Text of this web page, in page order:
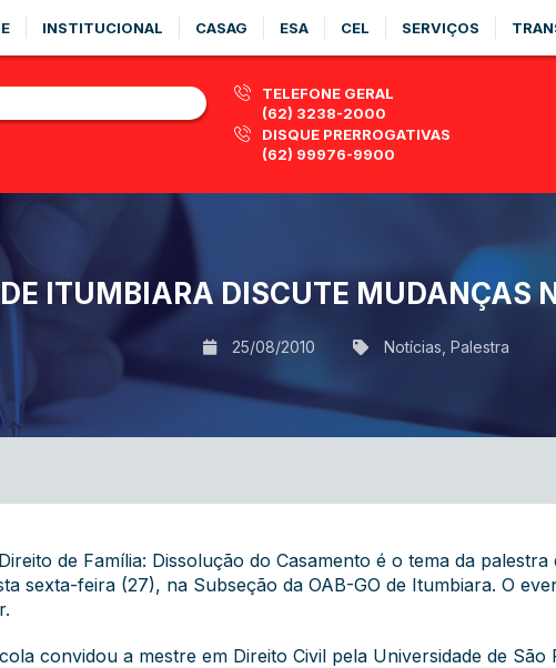
INSTITUCIONAL CASAG ESA CEL SERVIÇOS
TELEFONE GERAL
(62) 3238-2000
DISQUE PRERROGATIVAS
(62) 99976-9900
ITUMBIARA DISCUTE MUDANÇAS
25/08/2010 Notícias Palestra
de Família: Dissolução do Casamento é o tema da
sexta-feira (27), na Subseção da OAB-GO de Itumbiara. O
convidou a mestre em Direito Civil pela Universidade de